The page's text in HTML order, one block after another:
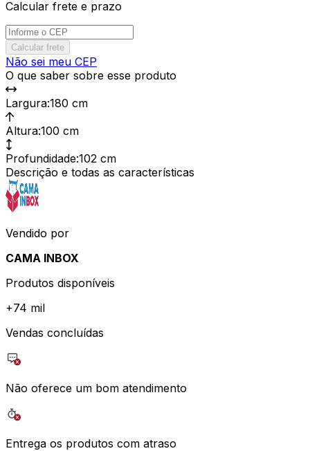
Calcular frete e prazo
Calcular frete
Não sei meu CEP
O que saber sobre esse produto
Largura:180 cm
Altura:100 cm
Profundidade:102 cm
Descrição e todas as características
Vendido por
CAMA INBOX
Produtos disponíveis
+74 mil
Vendas concluídas
Não oferece um bom atendimento
Entrega os produtos com atraso